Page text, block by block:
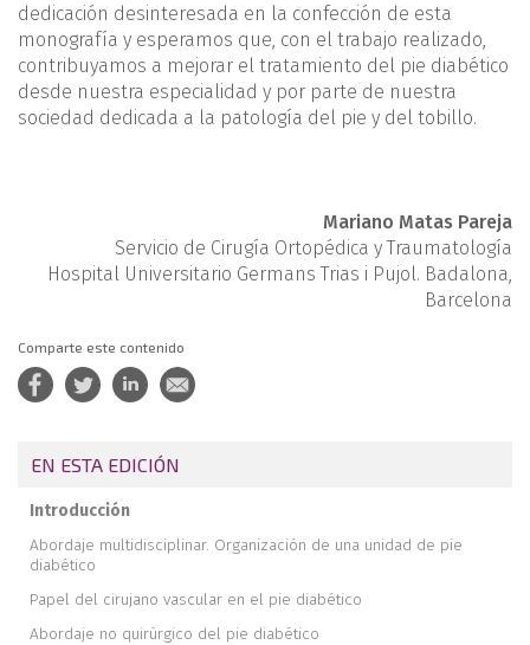
dedicación desinteresada en la confección de esta
monografía y esperamos que, con el trabajo realizado,
contribuyamos a mejorar el tratamiento del pie diabético
desde nuestra especialidad y por parte de nuestra
sociedad dedicada a la patología del pie y del tobillo.
Mariano Matas Pareja
Servicio de Cirugía Ortopédica y Traumatología
Hospital Universitario Germans Trias i Pujol. Badalona,
Barcelona
Comparte este contenido
EN ESTA EDICIÓN
Introducción
Abordaje multidisciplinar. Organización de una unidad de pie
diabético
Papel del cirujano vascular en el pie diabético
Abordaje no quirúrgico del pie diabético